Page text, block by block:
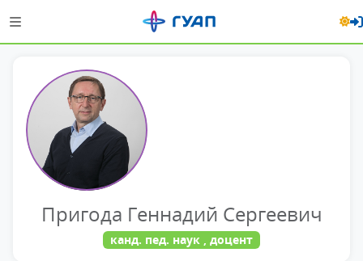
Пригода Геннадий Сергеевич
канд. пед. наук , доцент